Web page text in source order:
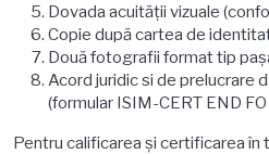
Dovada acuităţii vizuale
Copie după cartea de
Două fotografii format tip
Acord juridic si de prelucrare
(formular ISIM-CERT END
Pentru calificarea și certificarea în